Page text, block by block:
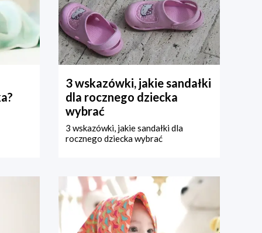
3 wskazówki, jakie sandałki
dla rocznego dziecka
wybrać
3 wskazówki, jakie sandałki dla
rocznego dziecka wybrać